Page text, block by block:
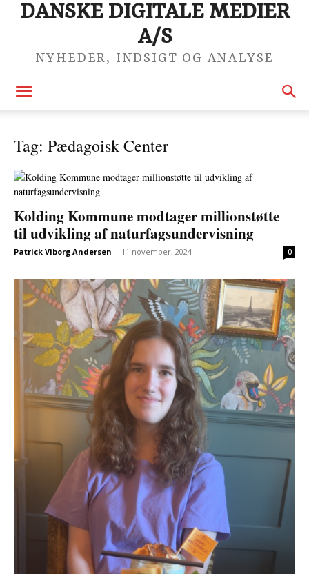
DANSKE DIGITALE MEDIER
A/S
NYHEDER, INDSIGT OG ANALYSE
Tag: Pædagoisk Center
Kolding Kommune modtager millionstøtte
til udvikling af naturfagsundervisning
Patrick Viborg Andersen - 11 november, 2024 0